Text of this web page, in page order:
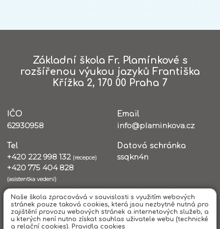
Základní škola Fr. Plamínkové s
rozšířenou výukou jazyků Františka
Křížka 2, 170 00 Praha 7
IČO
62930958
Email
info@plaminkova.cz
Tel
+420 222 998 132 (recepce)
+420 775 404 828
(asistentka vedení)
Datová schránka
ssqkn4n
Všechna práva vyhrazena. Copyright © 2026 |Mapa stránek|Kontakty
Přihlásit |Prohlášení o přístupnosti |Pravidla COOKIES |GDPR
Naše škola zpracovává v souvislosti s využitím webových
stránek pouze taková cookies, která jsou nezbytně nutná pro
zajištění provozu webových stránek a internetových služeb, a
u kterých není nutno získat souhlas uživatele webu (technické
a relační cookies). Pravidla cookies